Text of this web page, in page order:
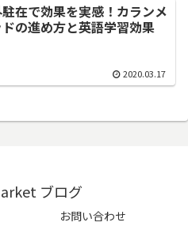
在で効果を実感！カランメ
の進め方と英語学習効果
2020.03.17
ブログ
お問い合わせ